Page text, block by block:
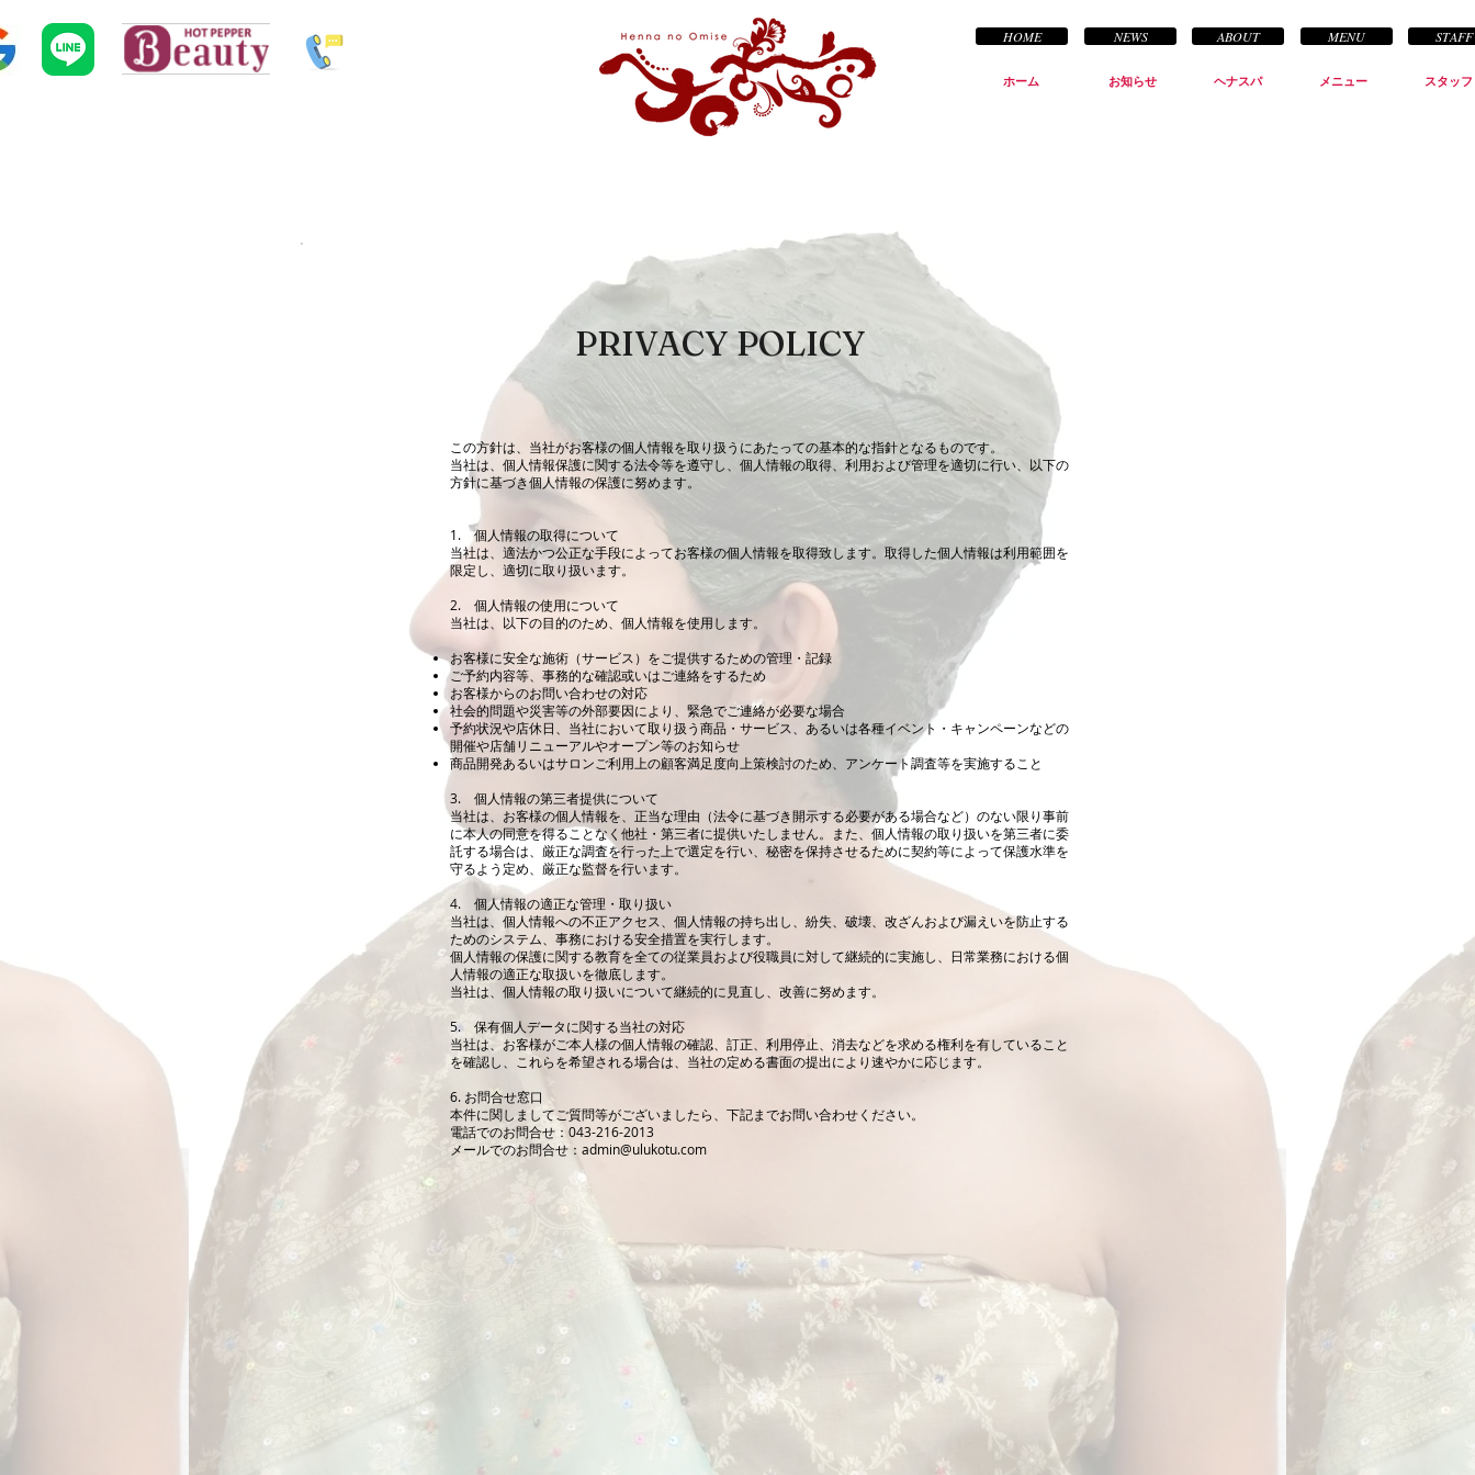
HOME NEWS ABOUT MENU STAFF
ホーム お知らせ ヘナスパ メニュー スタッフ
PRIVACY POLICY
この方針は、当社がお客様の個人情報を取り扱うにあたっての基本的な指針となるものです。
当社は、個人情報保護に関する法令等を遵守し、個人情報の取得、利用および管理を適切に行い、以下の
方針に基づき個人情報の保護に努めます。
1. 個人情報の取得について
当社は、適法かつ公正な手段によってお客様の個人情報を取得致します。取得した個人情報は利用範囲を
限定し、適切に取り扱います。
2. 個人情報の使用について
当社は、以下の目的のため、個人情報を使用します。
お客様に安全な施術（サービス）をご提供するための管理・記録
ご予約内容等、事務的な確認或いはご連絡をするため
お客様からのお問い合わせの対応
社会的問題や災害等の外部要因により、緊急でご連絡が必要な場合
予約状況や店休日、当社において取り扱う商品・サービス、あるいは各種イベント・キャンペーンなどの
開催や店舗リニューアルやオープン等のお知らせ
商品開発あるいはサロンご利用上の顧客満足度向上策検討のため、アンケート調査等を実施すること
3. 個人情報の第三者提供について
当社は、お客様の個人情報を、正当な理由（法令に基づき開示する必要がある場合など）のない限り事前
に本人の同意を得ることなく他社・第三者に提供いたしません。また、個人情報の取り扱いを第三者に委
託する場合は、厳正な調査を行った上で選定を行い、秘密を保持させるために契約等によって保護水準を
守るよう定め、厳正な監督を行います。
4. 個人情報の適正な管理・取り扱い
当社は、個人情報への不正アクセス、個人情報の持ち出し、紛失、破壊、改ざんおよび漏えいを防止する
ためのシステム、事務における安全措置を実行します。
個人情報の保護に関する教育を全ての従業員および役職員に対して継続的に実施し、日常業務における個
人情報の適正な取扱いを徹底します。
当社は、個人情報の取り扱いについて継続的に見直し、改善に努めます。
5. 保有個人データに関する当社の対応
当社は、お客様がご本人様の個人情報の確認、訂正、利用停止、消去などを求める権利を有していること
を確認し、これらを希望される場合は、当社の定める書面の提出により速やかに応じます。
6. お問合せ窓口
本件に関しましてご質問等がございましたら、下記までお問い合わせください。
電話でのお問合せ：043-216-2013
メールでのお問合せ： admin@ulukotu.com